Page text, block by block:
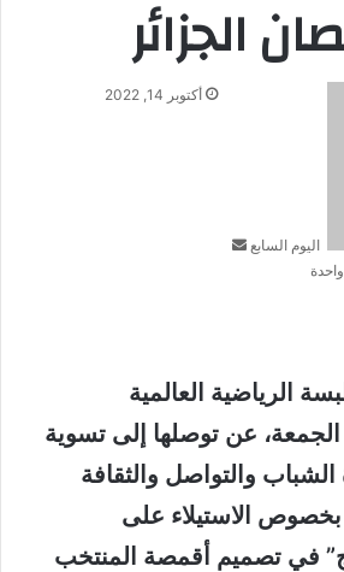
الجزائر
اليوم السابع
أرسلأكتوبر 14, 2022
الرياضية العالمية
الجمعة، عن توصلها إلى تسوية
الشباب والتواصل والثقافة
بخصوص الاستيلاء على
في تصميم أقمصة المنتخب